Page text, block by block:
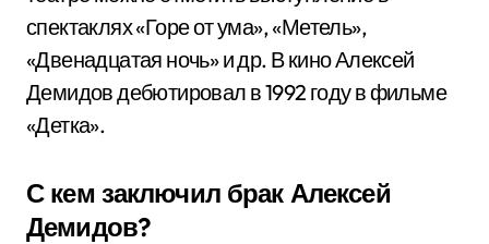
спектаклях «Горе от ума», «Метель»,
«Двенадцатая ночь» и др. В кино Алексей
Демидов дебютировал в 1992 году в фильме
«Детка».
С кем заключил брак Алексей
Демидов?